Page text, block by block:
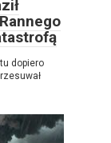
dopiero